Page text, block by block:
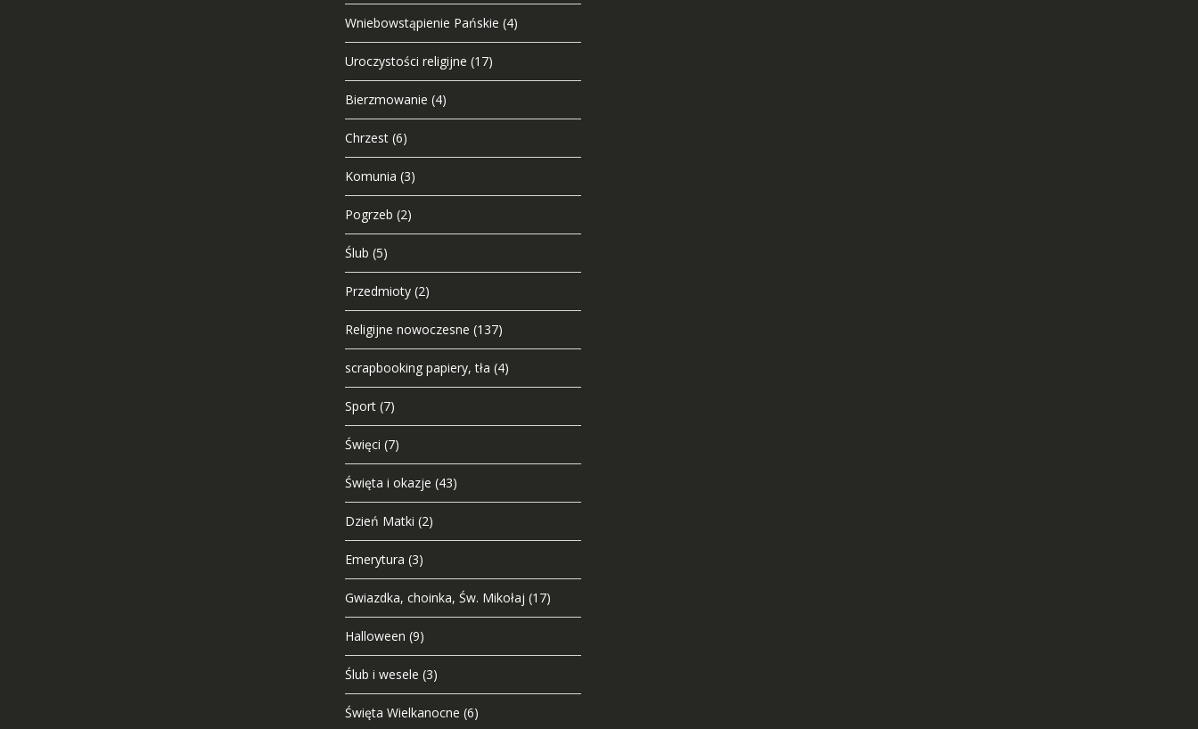
Wniebowstąpienie Pańskie (4)
Uroczystości religijne (17)
Bierzmowanie (4)
Chrzest (6)
Komunia (3)
Pogrzeb (2)
Ślub (5)
Przedmioty (2)
Religijne nowoczesne (137)
scrapbooking papiery, tła (4)
Sport (7)
Święci (7)
Święta i okazje (43)
Dzień Matki (2)
Emerytura (3)
Gwiazdka, choinka, Św. Mikołaj (17)
Halloween (9)
Ślub i wesele (3)
Święta Wielkanocne (6)